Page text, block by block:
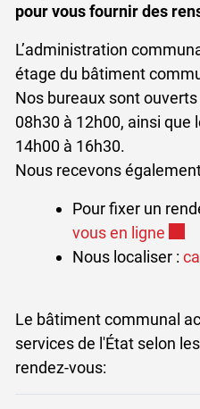
pour vous fournir des
L’administration
étage du bâtiment
Nos bureaux sont
08h30 à 12h00, ainsi que
14h00 à 16h30.
Nous recevons
Pour fixer un
vous en ligne
Nous localiser :
Le bâtiment communal
services de l'État selon
rendez-vous: